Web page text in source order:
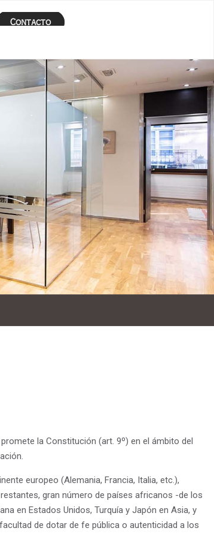
Contacto
la Constitución (art. 9º) en el ámbito del
europeo (Alemania, Francia, Italia, etc.),
gran número de países africanos -de los
en Estados Unidos, Turquía y Japón en Asia, y
de dotar de fe pública o autenticidad a los